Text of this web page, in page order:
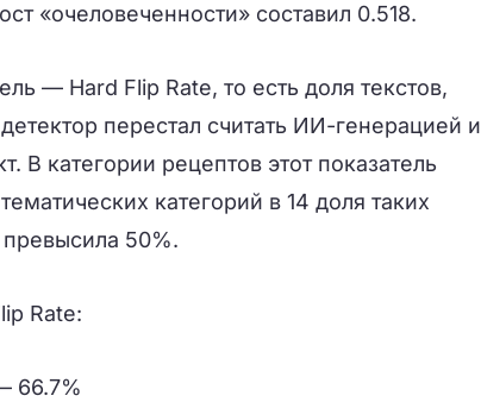
«очеловеченности» составил 0.518.
— Hard Flip Rate, то есть доля текстов,
перестал считать ИИ-генерацией и
В категории рецептов этот показатель
категорий в 14 доля таких
50%.
Rate:
66.7%